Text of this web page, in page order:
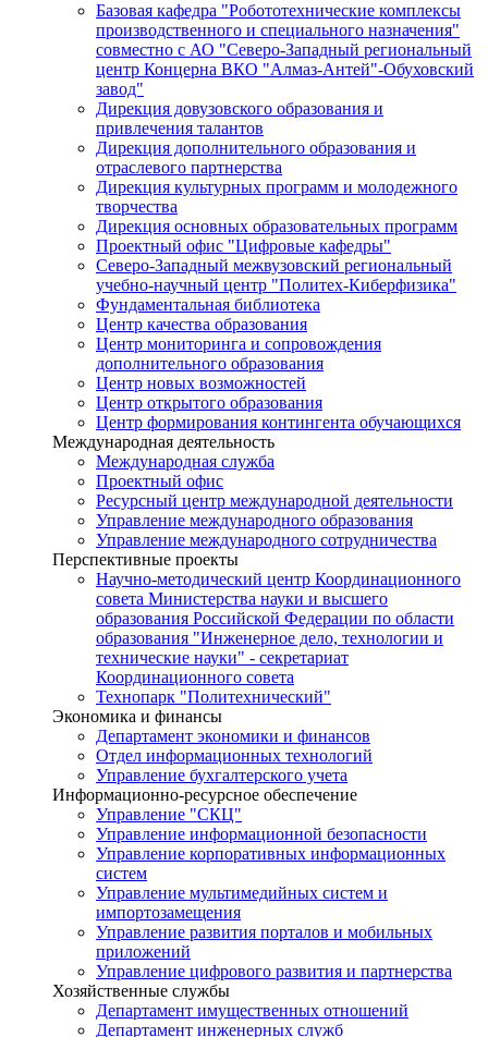
Базовая кафедра "Робототехнические комплексы
производственного и специального назначения"
совместно с АО "Северо-Западный региональный
центр Концерна ВКО "Алмаз-Антей"-Обуховский
завод"
Дирекция довузовского образования и
привлечения талантов
Дирекция дополнительного образования и
отраслевого партнерства
Дирекция культурных программ и молодежного
творчества
Дирекция основных образовательных программ
Проектный офис "Цифровые кафедры"
Северо-Западный межвузовский региональный
учебно-научный центр "Политех-Киберфизика"
Фундаментальная библиотека
Центр качества образования
Центр мониторинга и сопровождения
дополнительного образования
Центр новых возможностей
Центр открытого образования
Центр формирования контингента обучающихся
Международная деятельность
Международная служба
Проектный офис
Ресурсный центр международной деятельности
Управление международного образования
Управление международного сотрудничества
Перспективные проекты
Научно-методический центр Координационного
совета Министерства науки и высшего
образования Российской Федерации по области
образования "Инженерное дело, технологии и
технические науки" - секретариат
Координационного совета
Технопарк "Политехнический"
Экономика и финансы
Департамент экономики и финансов
Отдел информационных технологий
Управление бухгалтерского учета
Информационно-ресурсное обеспечение
Управление "СКЦ"
Управление информационной безопасности
Управление корпоративных информационных
систем
Управление мультимедийных систем и
импортозамещения
Управление развития порталов и мобильных
приложений
Управление цифрового развития и партнерства
Хозяйственные службы
Департамент имущественных отношений
Департамент инженерных служб